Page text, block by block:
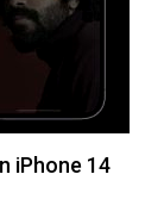
iPhone 14